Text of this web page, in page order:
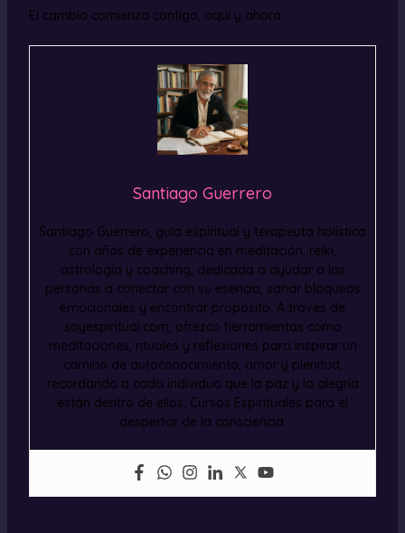
El cambio comienza contigo, aquí y ahora.
Santiago Guerrero
Santiago Guerrero, guía espiritual y terapeuta holística
con años de experiencia en meditación, reiki,
astrología y coaching, dedicada a ayudar a las
personas a conectar con su esencia, sanar bloqueos
emocionales y encontrar propósito. A través de
soyespiritual.com, ofrezco herramientas como
meditaciones, rituales y reflexiones para inspirar un
camino de autoconocimiento, amor y plenitud,
recordando a cada individuo que la paz y la alegría
están dentro de ellos. Cursos Espirituales para el
despertar de la consciencia.